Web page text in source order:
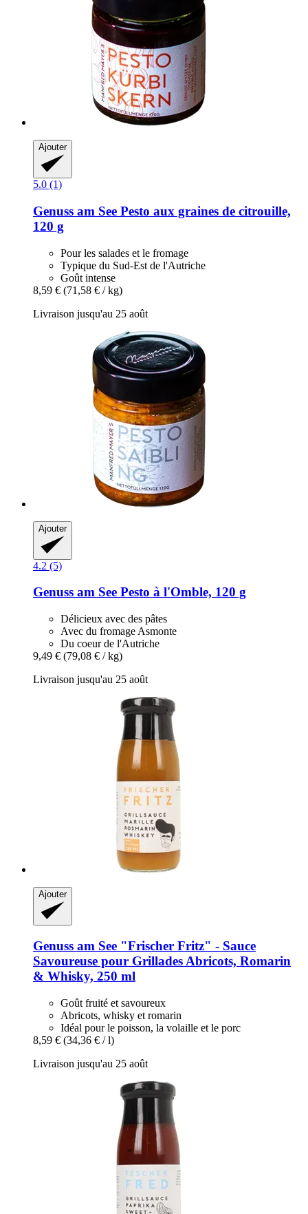
Ajouter
5.0 (1)
Genuss am See Pesto aux graines de citrouille,
120 g
Pour les salades et le fromage
Typique du Sud-Est de l'Autriche
Goût intense
8,59 € (71,58 € / kg)
Livraison jusqu'au 25 août
Ajouter
4.2 (5)
Genuss am See Pesto à l'Omble, 120 g
Délicieux avec des pâtes
Avec du fromage Asmonte
Du coeur de l'Autriche
9,49 € (79,08 € / kg)
Livraison jusqu'au 25 août
Ajouter
Genuss am See "Frischer Fritz" -​ Sauce
Savoureuse pour Grillades Abricots, Romarin
& Whisky, 250 ml
Goût fruité et savoureux
Abricots, whisky et romarin
Idéal pour le poisson, la volaille et le porc
8,59 € (34,36 € / l)
Livraison jusqu'au 25 août